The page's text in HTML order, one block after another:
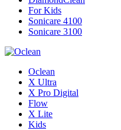
For Kids
Sonicare 4100
Sonicare 3100
Oclean
X Ultra
X Pro Digital
Flow
X Lite
Kids